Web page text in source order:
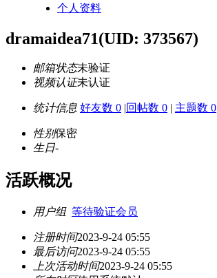
个人资料
dramaidea71(UID: 373567)
邮箱状态未验证
视频认证未认证
统计信息 好友数 0 |回帖数 0 | 主题数 0
性别保密
生日-
活跃概况
用户组 等待验证会员
注册时间2023-9-24 05:55
最后访问2023-9-24 05:55
上次活动时间2023-9-24 05:55